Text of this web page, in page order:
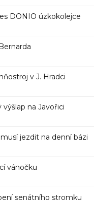
DONIO úzkokolejce
v J. Hradci
výšlap na Javořici
jezdit na denní bázi
vánočku
senátního stromku